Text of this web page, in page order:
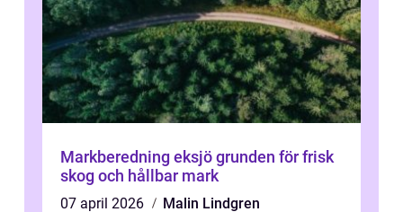
Markberedning eksjö grunden för frisk
skog och hållbar mark
07 april 2026
Malin Lindgren